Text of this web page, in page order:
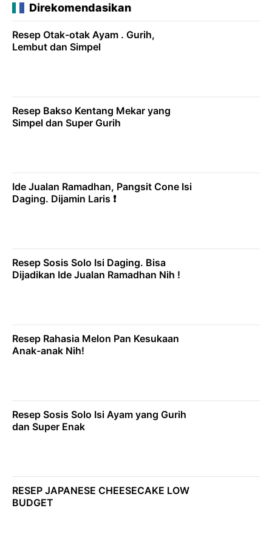
Direkomendasikan
Resep Otak-otak Ayam . Gurih,
Lembut dan Simpel
Resep Bakso Kentang Mekar yang
Simpel dan Super Gurih
Ide Jualan Ramadhan, Pangsit Cone Isi
Daging. Dijamin Laris ❗
Resep Sosis Solo Isi Daging. Bisa
Dijadikan Ide Jualan Ramadhan Nih !
Resep Rahasia Melon Pan Kesukaan
Anak-anak Nih!
Resep Sosis Solo Isi Ayam yang Gurih
dan Super Enak
RESEP JAPANESE CHEESECAKE LOW
BUDGET